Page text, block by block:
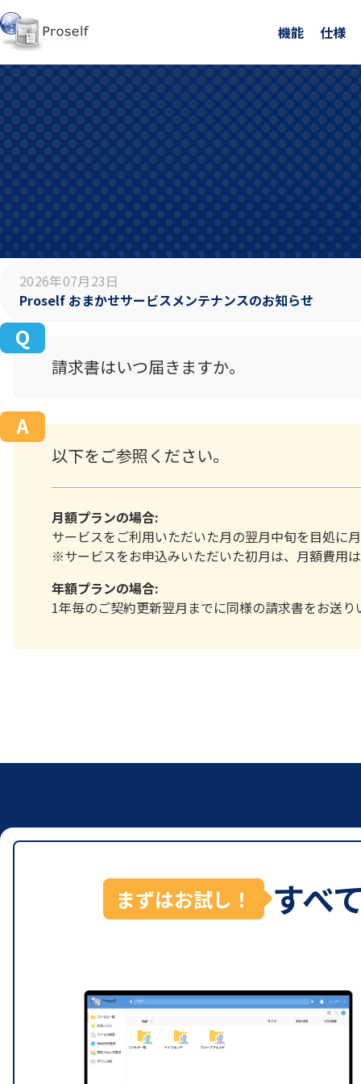
機能 仕様
2026年07月23日
Proself おまかせサービスメンテナンスのお知らせ
請求書はいつ届きますか。
以下をご参照ください。
月額プランの場合:
サービスをご利用いただいた月の翌月中旬を目処に
※サービスをお申込みいただいた初月は、月額費用
年額プランの場合:
1年毎のご契約更新翌月までに同様の請求書をお送り
まずはお試し！ すべ